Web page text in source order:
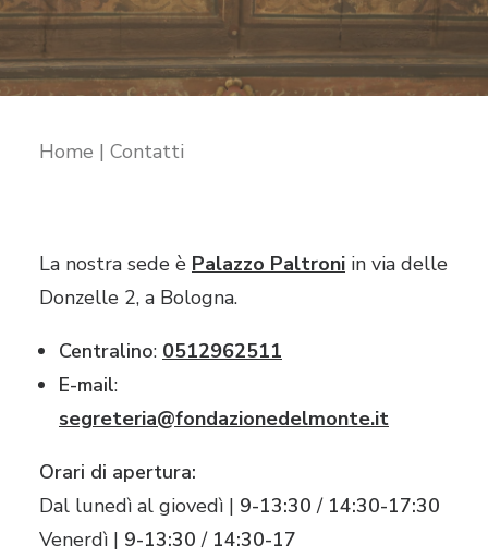
Home Contatti
La nostra sede è Palazzo Paltroni in via delle
Donzelle 2, a Bologna.
Centralino: 0512962511
E-mail:
segreteria@fondazionedelmonte.it
Orari di apertura:
Dal lunedì al giovedì | 9-13:30 / 14:30-17:30
Venerdì | 9-13:30 / 14:30-17